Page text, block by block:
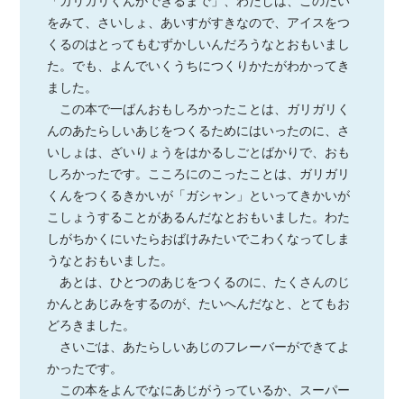
をみて、さいしょ、あいすがすきなので、アイスをつ
くるのはとってもむずかしいんだろうなとおもいまし
た。でも、よんでいくうちにつくりかたがわかってき
ました。
この本で一ばんおもしろかったことは、ガリガリく
んのあたらしいあじをつくるためにはいったのに、さ
いしょは、ざいりょうをはかるしごとばかりで、おも
しろかったです。こころにのこったことは、ガリガリ
くんをつくるきかいが「ガシャン」といってきかいが
こしょうすることがあるんだなとおもいました。わた
しがちかくにいたらおばけみたいでこわくなってしま
うなとおもいました。
あとは、ひとつのあじをつくるのに、たくさんのじ
かんとあじみをするのが、たいへんだなと、とてもお
どろきました。
さいごは、あたらしいあじのフレーバーができてよ
かったです。
この本をよんでなにあじがうっているか、スーパー